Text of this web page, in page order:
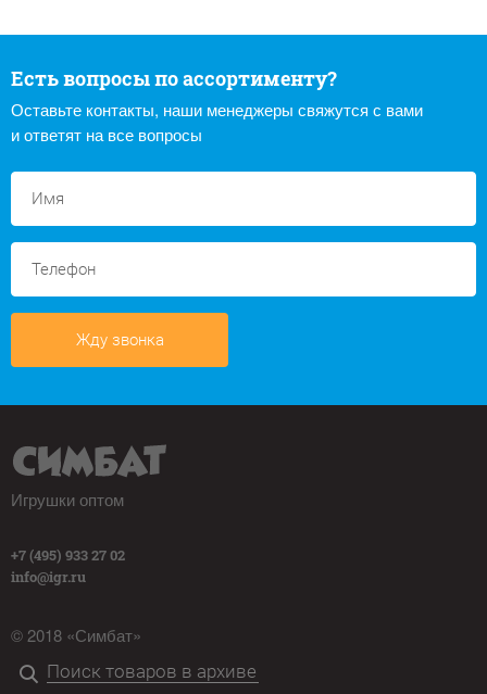
Есть вопросы по ассортименту?
Оставьте контакты, наши менеджеры свяжутся с вами
и ответят на все вопросы
Жду звонка
Игрушки оптом
+7 (495) 933 27 02
info@igr.ru
© 2018 «Симбат»